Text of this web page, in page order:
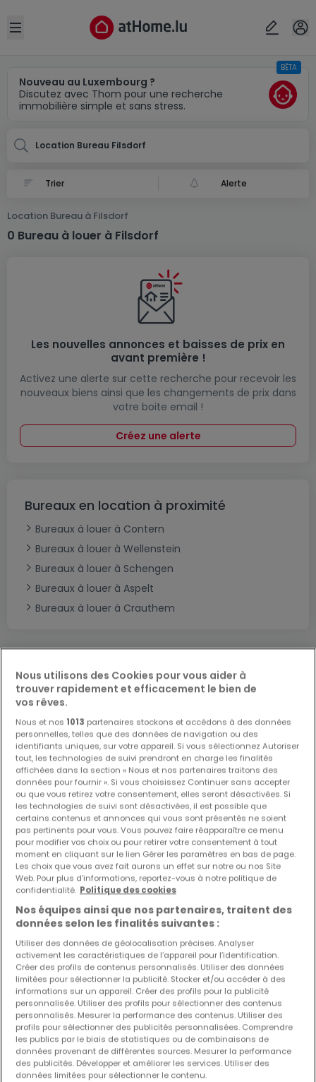
Open sidebar
Nouveau au Luxembourg ?
Discutez avec Thom pour une recherche
immobilière simple et sans stress.
BÊTA
Location Bureau Filsdorf
Alerte
Location Bureau à Filsdorf
0 Bureau à louer à Filsdorf
Les nouvelles annonces et baisses de prix en
avant première !
Activez une alerte sur cette recherche pour recevoir les
nouveaux biens ainsi que les changements de prix dans
votre boite email !
Créez une alerte
Bureaux en location à proximité
Bureaux à louer à Contern
Bureaux à louer à Wellenstein
Bureaux à louer à Schengen
Bureaux à louer à Aspelt
Bureaux à louer à Crauthem
Modifiez vos critères de recherche pour plus
de résultats
Biens similaires à proximité
Vous n'avez pas trouvé de biens qui vous
intéressent ? Ces annonces suggérées
pourraient vous intéresser.
Localité(s)
Annuler OK
Nous utilisons des Cookies pour vous aider à
trouver rapidement et efficacement le bien de
vos rêves.
Nous et nos 1013 partenaires stockons et accédons à des données
personnelles, telles que des données de navigation ou des
identifiants uniques, sur votre appareil. Si vous sélectionnez Autoriser
tout, les technologies de suivi prendront en charge les finalités
affichées dans la section « Nous et nos partenaires traitons des
données pour fournir ». Si vous choisissez Continuer sans accepter
ou que vous retirez votre consentement, elles seront désactivées. Si
les technologies de suivi sont désactivées, il est possible que
certains contenus et annonces qui vous sont présentés ne soient
pas pertinents pour vous. Vous pouvez faire réapparaître ce menu
pour modifier vos choix ou pour retirer votre consentement à tout
moment en cliquant sur le lien Gérer les paramètres en bas de page.
Les choix que vous avez fait aurons un effet sur notre ou nos Site
Web. Pour plus d’informations, reportez-vous à notre politique de
confidentialité. Politique des cookies
Nos équipes ainsi que nos partenaires, traitent des
données selon les finalités suivantes :
Utiliser des données de géolocalisation précises. Analyser
activement les caractéristiques de l’appareil pour l’identification.
Créer des profils de contenus personnalisés. Utiliser des données
limitées pour sélectionner la publicité. Stocker et/ou accéder à des
informations sur un appareil. Créer des profils pour la publicité
personnalisée. Utiliser des profils pour sélectionner des contenus
personnalisés. Mesurer la performance des contenus. Utiliser des
profils pour sélectionner des publicités personnalisées. Comprendre
les publics par le biais de statistiques ou de combinaisons de
données provenant de différentes sources. Mesurer la performance
des publicités. Développer et améliorer les services. Utiliser des
données limitées pour sélectionner le contenu.